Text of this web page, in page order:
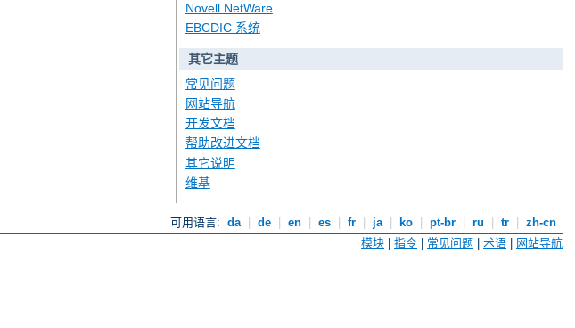
Novell NetWare
EBCDIC 系统
其它主题
常见问题
网站导航
开发文档
帮助改进文档
其它说明
维基
可用语言: da de en es fr ja ko pt-br ru tr
zh-cn
模块 | 指令 | 常见问题 | 术语 | 网站导航